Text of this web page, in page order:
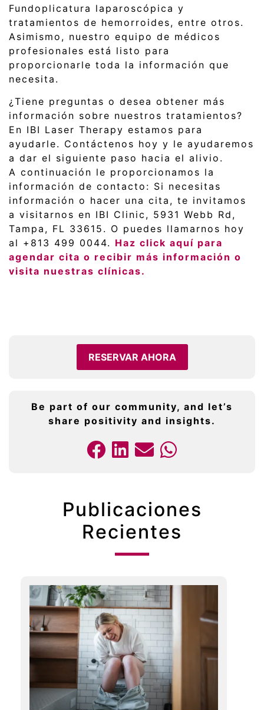
Fundoplicatura laparoscópica y
tratamientos de hemorroides, entre otros.
Asimismo, nuestro equipo de médicos
profesionales está listo para
proporcionarle toda la información que
necesita.
¿Tiene preguntas o desea obtener más
información sobre nuestros tratamientos?
En IBI Laser Therapy estamos para
ayudarle. Contáctenos hoy y le ayudaremos
a dar el siguiente paso hacia el alivio.
A continuación le proporcionamos la
información de contacto: Si necesitas
información o hacer una cita, te invitamos
a visitarnos en IBI Clinic, 5931 Webb Rd,
Tampa, FL 33615. O puedes llamarnos hoy
al +813 499 0044. Haz click aquí para
agendar cita o recibir más información o
visita nuestras clínicas.
RESERVAR AHORA
Be part of our community, and let’s
share positivity and insights.
Publicaciones
Recientes